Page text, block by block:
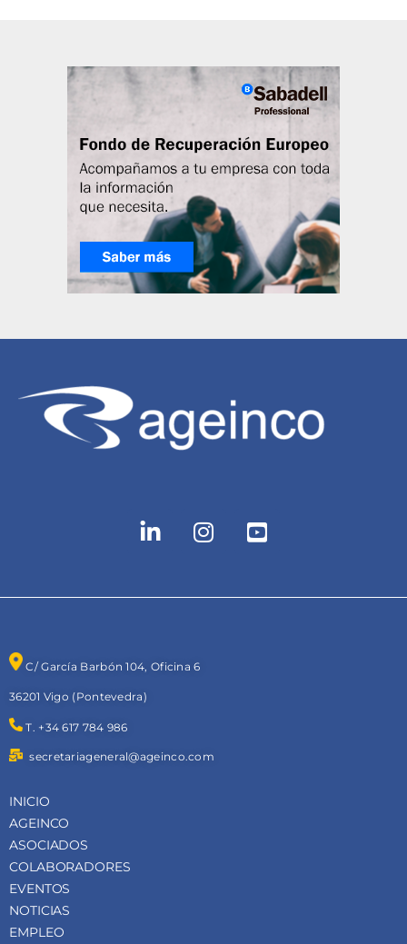
C/ García Barbón 104, Oficina 6
36201 Vigo (Pontevedra)
T. +34 617 784 986
secretariageneral@ageinco.com
INICIO
AGEINCO
ASOCIADOS
COLABORADORES
EVENTOS
NOTICIAS
EMPLEO